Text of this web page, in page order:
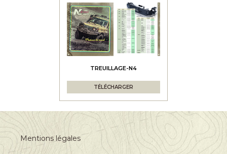
TREUILLAGE-N4
TÉLÉCHARGER
Mentions légales